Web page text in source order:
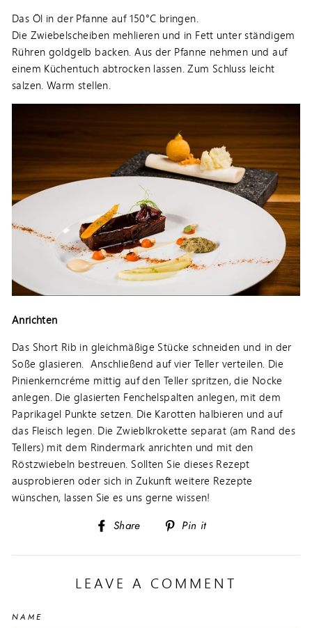
Das Öl in der Pfanne auf 150°C bringen.
Die Zwiebelscheiben mehlieren und in Fett unter ständigem
Rühren goldgelb backen. Aus der Pfanne nehmen und auf
einem Küchentuch abtrocken lassen. Zum Schluss leicht
salzen. Warm stellen.
Anrichten
Das Short Rib in gleichmäßige Stücke schneiden und in der
Soße glasieren. Anschließend auf vier Teller verteilen. Die
Pinienkerncréme mittig auf den Teller spritzen, die Nocke
anlegen. Die glasierten Fenchelspalten anlegen, mit dem
Paprikagel Punkte setzen. Die Karotten halbieren und auf
das Fleisch legen. Die Zwieblkrokette separat (am Rand des
Tellers) mit dem Rindermark anrichten und mit den
Röstzwiebeln bestreuen. Sollten Sie dieses Rezept
ausprobieren oder sich in Zukunft weitere Rezepte
wünschen, lassen Sie es uns gerne wissen!
Share
Share
Facebook
Pin it
Pinterest
LEAVE A COMMENT
NAME